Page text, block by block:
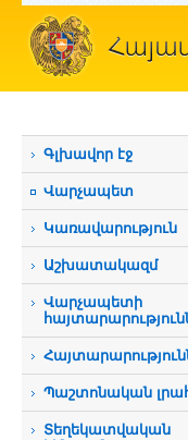
Գլխավոր էջ
Վարչապետ
Կառավարություն
Աշխատակազմ
Վարչապետի
Պաշտոնական
Տեղեկատվական